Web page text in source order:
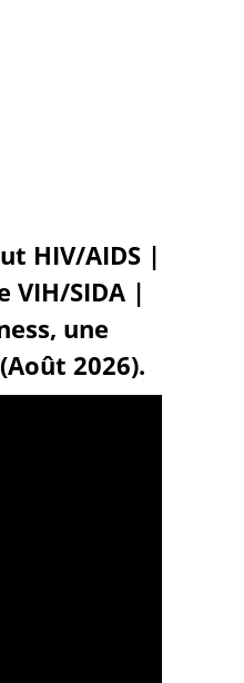
HIV/AIDS |
VIH/SIDA |
une
2026).